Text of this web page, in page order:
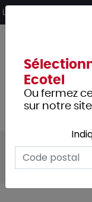
Livraison offerte dès
Tous les
Pichets et
Ecotel
Ou fermez
sur notre
Panneau de